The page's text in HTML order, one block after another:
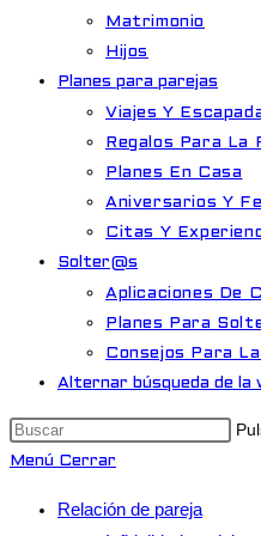
Matrimonio
Hijos
Planes para parejas
Viajes Y
Regalos Para La
Planes En Casa
Aniversarios Y
Citas Y
Solter@s
Aplicaciones De
Planes Para
Consejos Para
Alternar búsqueda de la
Menú Cerrar
Relación de pareja